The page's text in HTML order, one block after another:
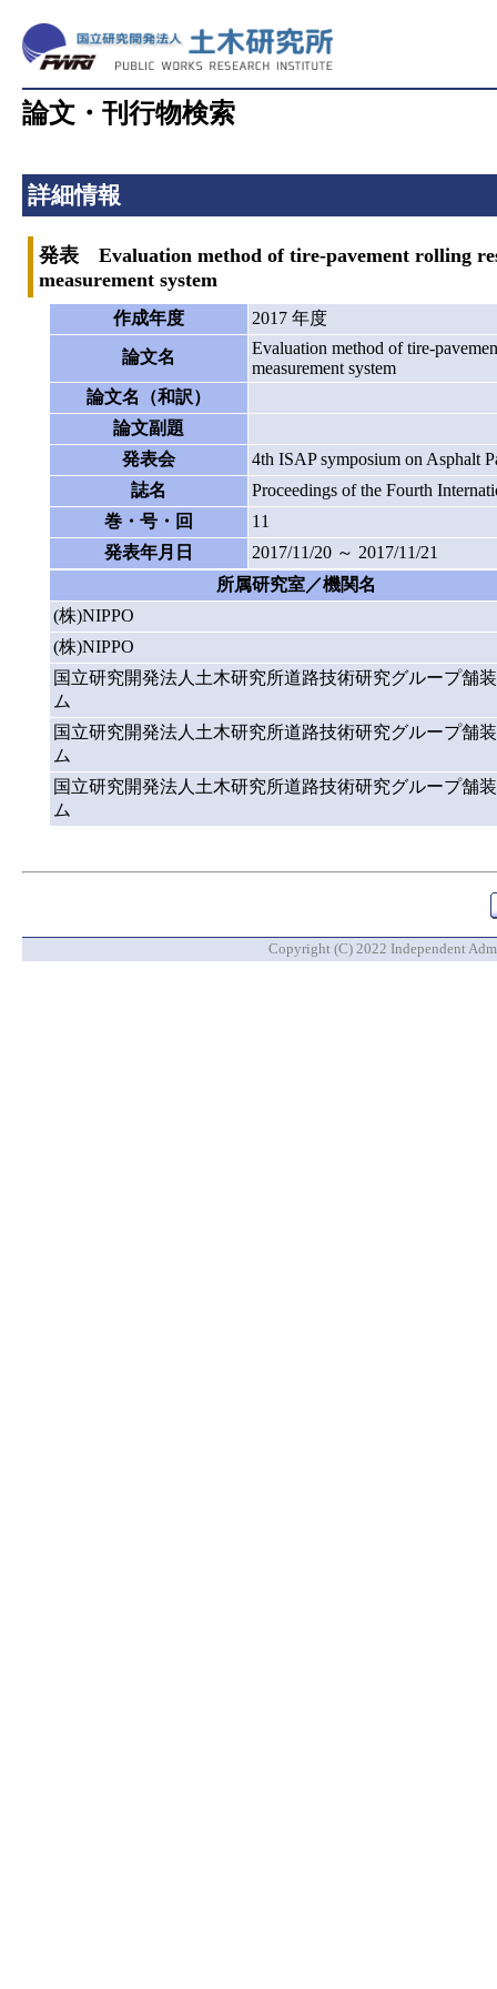
論文・刊行物検索
詳細情報
発表 Evaluation method of tire-pavement rolling
measurement system
作成年度 2017 年度
論文名
Evaluation method of tire-
measurement system
論文名（和訳）
論文副題
発表会
4th ISAP symposium on Asphalt
誌名
Proceedings of the Fourth
巻・号・回
11
発表年月日
2017/11/20 ～ 2017/11/21
所属研究室／機関名
(株)NIPPO
(株)NIPPO
国立研究開発法人土木研究所道路技術研究グループ舗
ム
国立研究開発法人土木研究所道路技術研究グループ舗
ム
国立研究開発法人土木研究所道路技術研究グループ舗
ム
Copyright (C) 2022 Independent